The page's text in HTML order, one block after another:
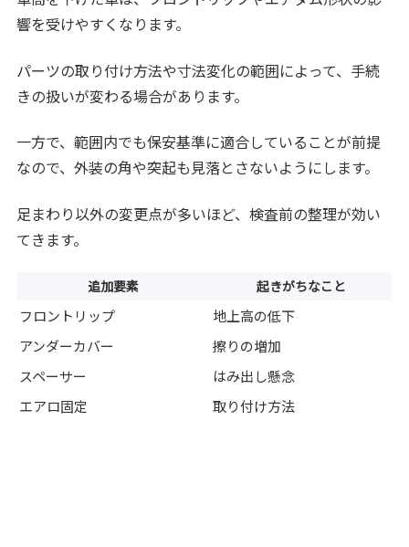
響を受けやすくなります。
パーツの取り付け方法や寸法変化の範囲によって、手続
きの扱いが変わる場合があります。
一方で、範囲内でも保安基準に適合していることが前提
なので、外装の角や突起も見落とさないようにします。
足まわり以外の変更点が多いほど、検査前の整理が効い
てきます。
追加要素 起きがちなこと
フロントリップ
地上高の低下
アンダーカバー
擦りの増加
スペーサー
はみ出し懸念
エアロ固定
取り付け方法